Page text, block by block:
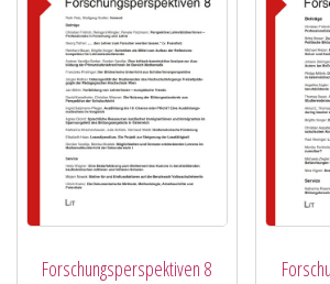
Forschungsperspektiven 8